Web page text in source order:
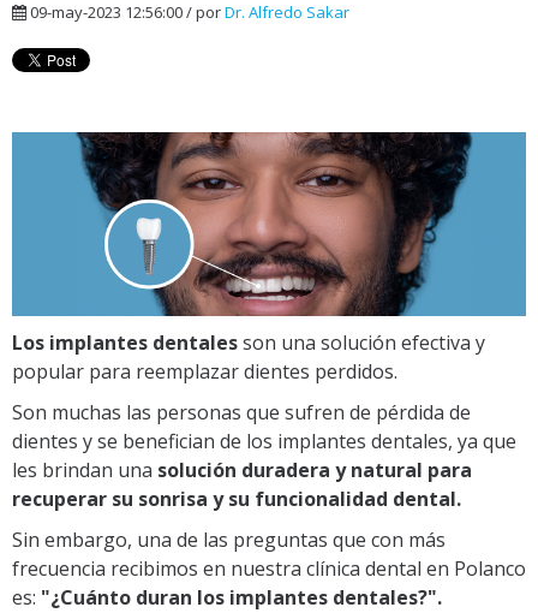
09-may-2023 12:56:00 / porDr. Alfredo Sakar
Los implantes dentalesson una solución efectiva y
popular para reemplazar dientes perdidos.
Son muchas las personas que sufren de pérdida de
dientes y se benefician de los implantes dentales, ya que
les brindan una solución duradera y natural para
recuperar su sonrisa y su funcionalidad dental.
Sin embargo, una de las preguntas que con más
frecuencia recibimos en nuestra clínica dental en Polanco
es: "¿Cuánto duran los implantes dentales?".